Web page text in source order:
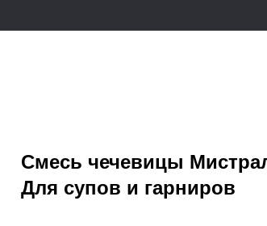
Смесь чечевицы
Для супов и гарниров